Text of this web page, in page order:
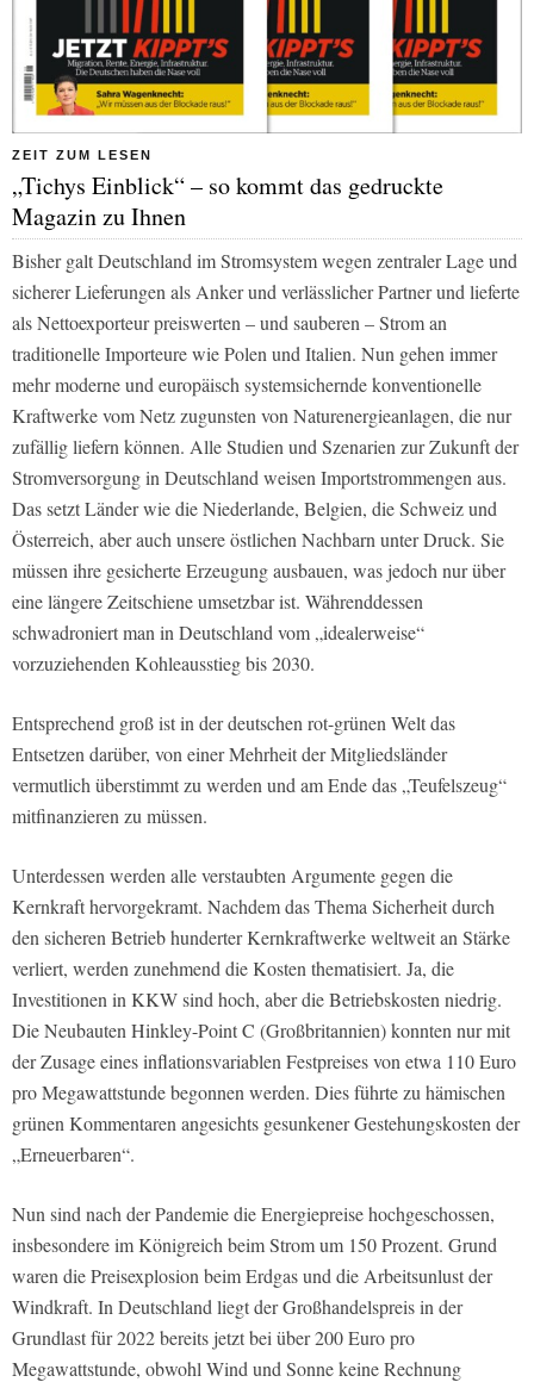
ZEIT ZUM LESEN
„Tichys Einblick“ – so kommt das gedruckte
Magazin zu Ihnen
Bisher galt Deutschland im Stromsystem wegen zentraler Lage und
sicherer Lieferungen als Anker und verlässlicher Partner und lieferte
als Nettoexporteur preiswerten – und sauberen – Strom an
traditionelle Importeure wie Polen und Italien. Nun gehen immer
mehr moderne und europäisch systemsichernde konventionelle
Kraftwerke vom Netz zugunsten von Naturenergieanlagen, die nur
zufällig liefern können. Alle Studien und Szenarien zur Zukunft der
Stromversorgung in Deutschland weisen Importstrommengen aus.
Das setzt Länder wie die Niederlande, Belgien, die Schweiz und
Österreich, aber auch unsere östlichen Nachbarn unter Druck. Sie
müssen ihre gesicherte Erzeugung ausbauen, was jedoch nur über
eine längere Zeitschiene umsetzbar ist. Währenddessen
schwadroniert man in Deutschland vom „idealerweise“
vorzuziehenden Kohleausstieg bis 2030.
Entsprechend groß ist in der deutschen rot-grünen Welt das
Entsetzen darüber, von einer Mehrheit der Mitgliedsländer
vermutlich überstimmt zu werden und am Ende das „Teufelszeug“
mitfinanzieren zu müssen.
Unterdessen werden alle verstaubten Argumente gegen die
Kernkraft hervorgekramt. Nachdem das Thema Sicherheit durch
den sicheren Betrieb hunderter Kernkraftwerke weltweit an Stärke
verliert, werden zunehmend die Kosten thematisiert. Ja, die
Investitionen in KKW sind hoch, aber die Betriebskosten niedrig.
Die Neubauten Hinkley-Point C (Großbritannien) konnten nur mit
der Zusage eines inflationsvariablen Festpreises von etwa 110 Euro
pro Megawattstunde begonnen werden. Dies führte zu hämischen
grünen Kommentaren angesichts gesunkener Gestehungskosten der
„Erneuerbaren“.
Nun sind nach der Pandemie die Energiepreise hochgeschossen,
insbesondere im Königreich beim Strom um 150 Prozent. Grund
waren die Preisexplosion beim Erdgas und die Arbeitsunlust der
Windkraft. In Deutschland liegt der Großhandelspreis in der
Grundlast für 2022 bereits jetzt bei über 200 Euro pro
Megawattstunde, obwohl Wind und Sonne keine Rechnung